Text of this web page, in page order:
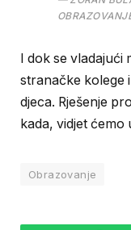
I dok se vladajući
stranačke kolege
djeca. Rješenje
kada, vidjet ćemo
Obrazovanje